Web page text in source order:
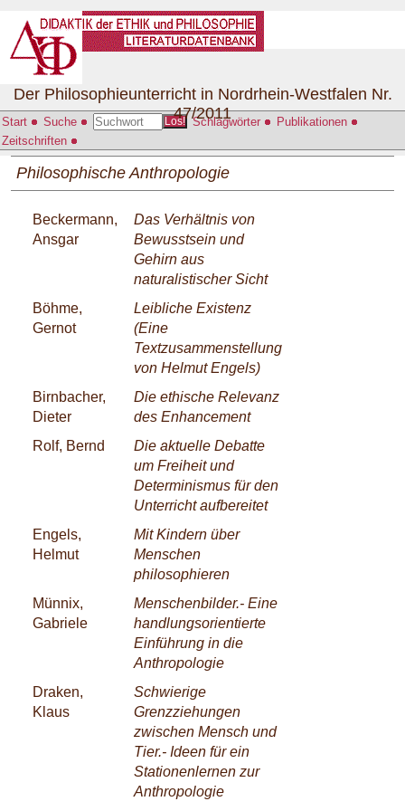
Start Suche Los! Schlagwörter
Publikationen
Zeitschriften
Der Philosophieunterricht in Nordrhein-Westfalen Nr.
47/2011
Philosophische Anthropologie
Beckermann,
Ansgar
Das Verhältnis von
Bewusstsein und
Gehirn aus
naturalistischer Sicht
Böhme,
Gernot
Leibliche Existenz
(Eine
Textzusammenstellung
von Helmut Engels)
Birnbacher,
Dieter
Die ethische Relevanz
des Enhancement
Rolf, Bernd
Die aktuelle Debatte
um Freiheit und
Determinismus für den
Unterricht aufbereitet
Engels,
Helmut
Mit Kindern über
Menschen
philosophieren
Münnix,
Gabriele
Menschenbilder.- Eine
handlungsorientierte
Einführung in die
Anthropologie
Draken,
Klaus
Schwierige
Grenzziehungen
zwischen Mensch und
Tier.- Ideen für ein
Stationenlernen zur
Anthropologie